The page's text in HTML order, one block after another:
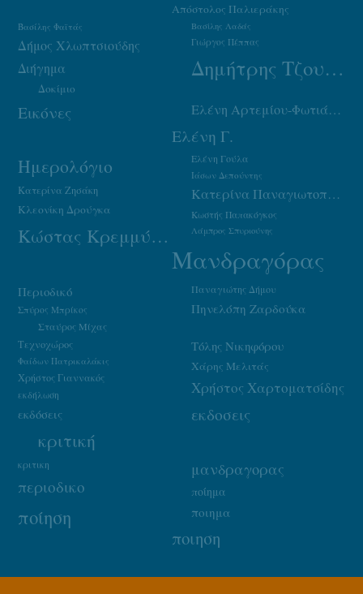
Απόστολος Παλιεράκης
Βασίλης Λαδάς
Βασίλης Φαϊτάς
Γιώργος Πέππας
Δήμος Χλωπτσιούδης
Δημήτρης Τζουμάκας
Διήγημα
Δοκίμιο
Εικόνες Ελένη Αρτεμίου-Φωτιάδου
Ελένη Γ.
Ελένη Γούλα
Ημερολόγιο Ιάσων Δεπούντης
Κατερίνα Ζησάκη Κατερίνα Παναγιωτοπούλου
Κλεονίκη Δρούγκα Κωστής Παπακόγκος
Κώστας Κρεμμύδας Λάμπρος Σπυριούνης
Μανδραγόρας
Παναγιώτης Δήμου
Περιοδικό
Πηνελόπη Ζαρδούκα
Σπύρος Μπρίκος
Σταύρος Μίχας
Τεχνοχώρος
Τόλης Νικηφόρου
Φαίδων Πατρικαλάκις Χάρης Μελιτάς
Χρήστος Γιαννακός
Χρήστος Χαρτοματσίδης
εκδήλωση
εκδοσεις
εκδόσεις
κριτική
κριτικη μανδραγορας
περιοδικο ποίημα
ποίηση ποιημα
ποιηση